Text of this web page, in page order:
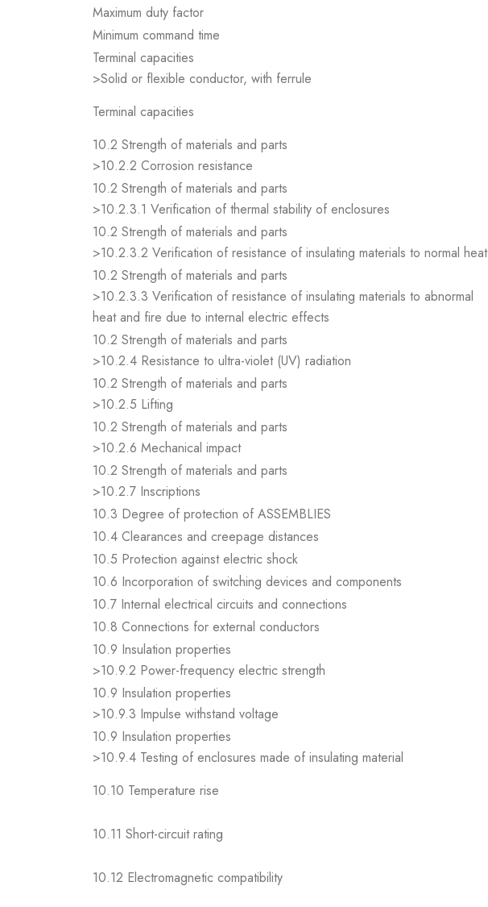
Maximum duty factor
Minimum command time
Terminal capacities
>Solid or flexible conductor, with ferrule
Terminal capacities
10.2 Strength of materials and parts
>10.2.2 Corrosion resistance
10.2 Strength of materials and parts
>10.2.3.1 Verification of thermal stability of enclosures
10.2 Strength of materials and parts
>10.2.3.2 Verification of resistance of insulating materials to normal heat
10.2 Strength of materials and parts
>10.2.3.3 Verification of resistance of insulating materials to abnormal
heat and fire due to internal electric effects
10.2 Strength of materials and parts
>10.2.4 Resistance to ultra-violet (UV) radiation
10.2 Strength of materials and parts
>10.2.5 Lifting
10.2 Strength of materials and parts
>10.2.6 Mechanical impact
10.2 Strength of materials and parts
>10.2.7 Inscriptions
10.3 Degree of protection of ASSEMBLIES
10.4 Clearances and creepage distances
10.5 Protection against electric shock
10.6 Incorporation of switching devices and components
10.7 Internal electrical circuits and connections
10.8 Connections for external conductors
10.9 Insulation properties
>10.9.2 Power-frequency electric strength
10.9 Insulation properties
>10.9.3 Impulse withstand voltage
10.9 Insulation properties
>10.9.4 Testing of enclosures made of insulating material
10.10 Temperature rise
10.11 Short-circuit rating
10.12 Electromagnetic compatibility